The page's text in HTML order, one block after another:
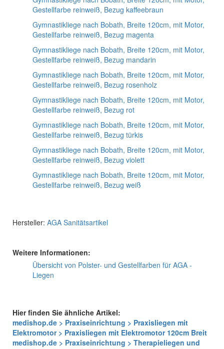
Gestellfarbe reinweiß, Bezug kaffeebraun
Gymnastikliege nach Bobath, Breite 120cm, mit Motor,
Gestellfarbe reinweiß, Bezug magenta
Gymnastikliege nach Bobath, Breite 120cm, mit Motor,
Gestellfarbe reinweiß, Bezug mandarin
Gymnastikliege nach Bobath, Breite 120cm, mit Motor,
Gestellfarbe reinweiß, Bezug rosenholz
Gymnastikliege nach Bobath, Breite 120cm, mit Motor,
Gestellfarbe reinweiß, Bezug rot
Gymnastikliege nach Bobath, Breite 120cm, mit Motor,
Gestellfarbe reinweiß, Bezug türkis
Gymnastikliege nach Bobath, Breite 120cm, mit Motor,
Gestellfarbe reinweiß, Bezug violett
Gymnastikliege nach Bobath, Breite 120cm, mit Motor,
Gestellfarbe reinweiß, Bezug weiß
Hersteller: AGA Sanitätsartikel
Weitere Informationen:
Übersicht von Polster- und Gestellfarben für AGA -
Liegen
Hier finden Sie ähnliche Artikel:
medishop.de > Praxiseinrichtung > Praxisliegen mit
Elektromotor > Praxisliegen mit Elektromotor 120cm Breit
medishop.de > Praxiseinrichtung > Therapieliegen und